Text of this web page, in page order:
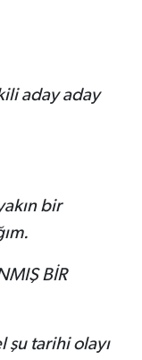
aday aday
bir
BİR
şu tarihi olayı